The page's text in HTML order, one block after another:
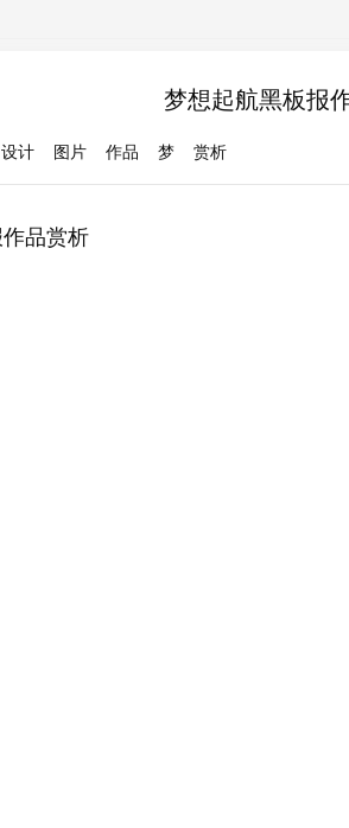
梦想起航黑板报
设计 图片 作品 梦 赏析